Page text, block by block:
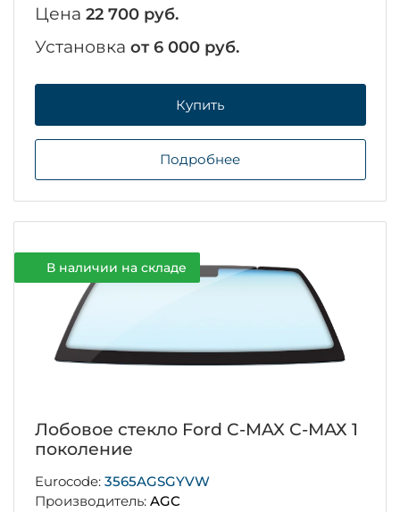
Цена 22 700 руб.
Установка от 6 000 руб.
Купить
Подробнее
В наличии на складе
Лобовое стекло Ford C-MAX С-МАХ 1
поколение
Eurocode: 3565AGSGYVW
Производитель: AGC